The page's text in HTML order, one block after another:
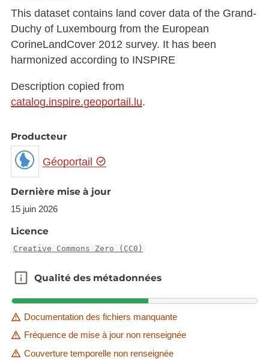
This dataset contains land cover data of the Grand-
Duchy of Luxembourg from the European
CorineLandCover 2012 survey. It has been
harmonized according to INSPIRE
Description copied from
catalog.inspire.geoportail.lu.
Producteur
Géoportail
Dernière mise à jour
15 juin 2026
Licence
Creative Commons Zero (CC0)
Qualité des métadonnées
Qualité des métadonnées
Documentation des fichiers manquante
Fréquence de mise à jour non renseignée
Couverture temporelle non renseignée